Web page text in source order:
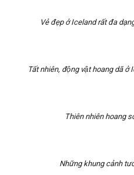
Vẻ đẹp ở Iceland rất đa
Tất nhiên, động vật hoang dã
Thiên nhiên hoang
Những khung cảnh